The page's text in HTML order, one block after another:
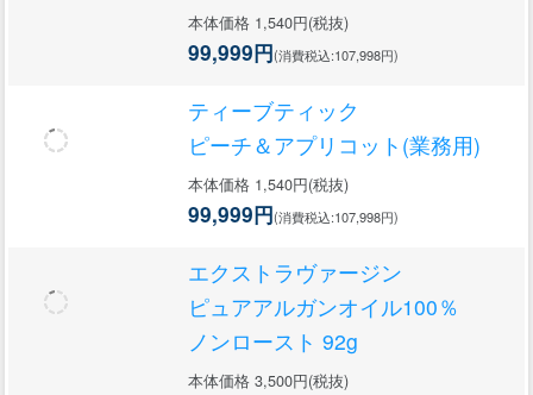
本体価格 1,540円(税抜)
99,999円(消費税込:107,998円)
ティーブティック
ピーチ＆アプリコット(業務用)
本体価格 1,540円(税抜)
99,999円(消費税込:107,998円)
エクストラヴァージン
ピュアアルガンオイル100％
ノンロースト 92g
本体価格 3,500円(税抜)